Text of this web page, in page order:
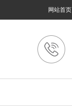
网站首页